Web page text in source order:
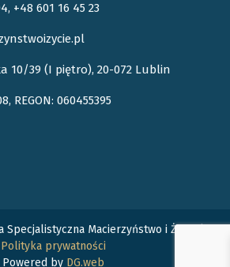
+48 601 16 45 23
10/39 (I piętro), 20-072 Lublin
REGON: 060455395
Macierzyństwo i Życie |
Polityka prywatności
Powered by DG.web